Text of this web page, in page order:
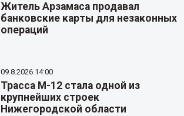
Житель Арзамаса продавал
банковские карты для незаконных
операций
09.8.2026 14:00
Трасса М-12 стала одной из
крупнейших строек
Нижегородской области